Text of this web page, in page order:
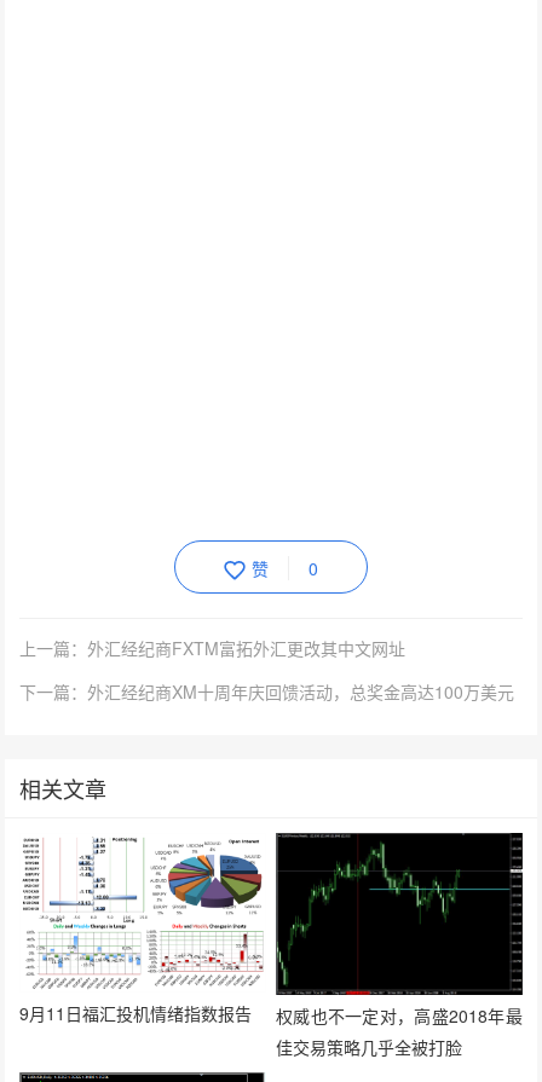
赞 0
上一篇：外汇经纪商FXTM富拓外汇更改其中文网址
下一篇：外汇经纪商XM十周年庆回馈活动，总奖金高达100万美元
相关文章
9月11日福汇投机情绪指数报告
权威也不一定对，高盛2018年最
佳交易策略几乎全被打脸